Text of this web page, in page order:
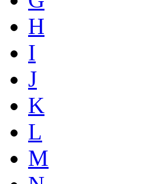
H
I
J
K
L
M